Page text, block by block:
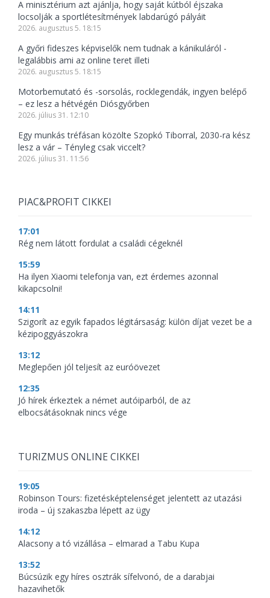
A minisztérium azt ajánlja, hogy saját kútból éjszaka
locsolják a sportlétesítmények labdarúgó pályáit
2026. augusztus 5. 18:15
A győri fideszes képviselők nem tudnak a kánikuláról -
legalábbis ami az online teret illeti
2026. augusztus 5. 18:15
Motorbemutató és -sorsolás, rocklegendák, ingyen belépő
– ez lesz a hétvégén Diósgyőrben
2026. július 31. 12:10
Egy munkás tréfásan közölte Szopkó Tiborral, 2030-ra kész
lesz a vár – Tényleg csak viccelt?
2026. július 31. 11:56
PIAC&PROFIT CIKKEI
17:01
Rég nem látott fordulat a családi cégeknél
15:59
Ha ilyen Xiaomi telefonja van, ezt érdemes azonnal
kikapcsolni!
14:11
Szigorít az egyik fapados légitársaság: külön díjat vezet be a
kézipoggyászokra
13:12
Meglepően jól teljesít az euróövezet
12:35
Jó hírek érkeztek a német autóiparból, de az
elbocsátásoknak nincs vége
TURIZMUS ONLINE CIKKEI
19:05
Robinson Tours: fizetésképtelenséget jelentett az utazási
iroda – új szakaszba lépett az ügy
14:12
Alacsony a tó vizállása – elmarad a Tabu Kupa
13:52
Búcsúzik egy híres osztrák sífelvonó, de a darabjai
hazavihetők